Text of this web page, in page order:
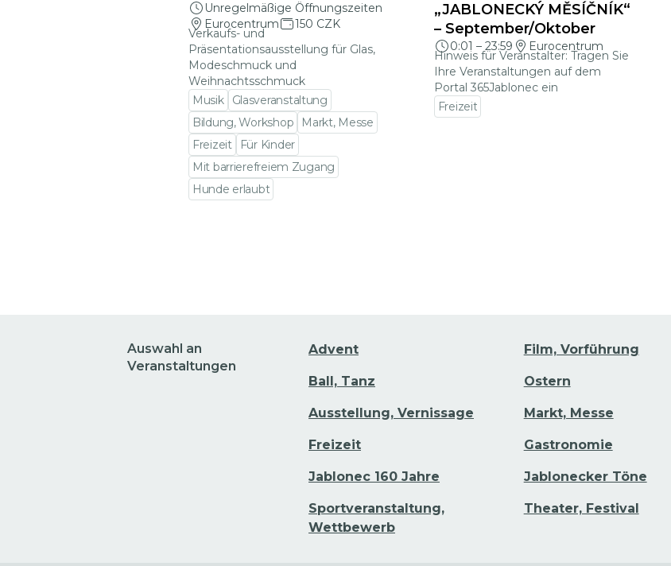
Unregelmäßige Öffnungszeiten
Eurocentrum
150 CZK
Verkaufs- und
Präsentationsausstellung für Glas,
Modeschmuck und
Weihnachtsschmuck
Musik
Glasveranstaltung
Bildung, Workshop
Markt, Messe
Freizeit
Für Kinder
Mit barrierefreiem Zugang
Hunde erlaubt
„JABLONECKÝ MĚSÍČNÍK“
– September/Oktober
0:01 – 23:59 Eurocentrum
Hinweis für Veranstalter: Tragen Sie
Ihre Veranstaltungen auf dem
Portal 365Jablonec ein
Freizeit
Auswahl an
Veranstaltungen
Advent Film, Vorführung
Ball, Tanz Ostern
Ausstellung, Vernissage Markt, Messe
Freizeit Gastronomie
Jablonec 160 Jahre Jablonecker Töne
Sportveranstaltung,
Wettbewerb
Theater, Festival